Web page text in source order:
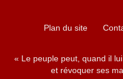
Plan du site
« Le peuple peut, quand il
et révoquer ses